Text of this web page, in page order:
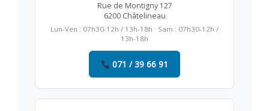
Rue de Montigny 127
6200 Châtelineau
Lun-Ven : 07h30-12h / 13h-18h · Sam : 07h30-12h /
13h-18h
071 / 39 66 91